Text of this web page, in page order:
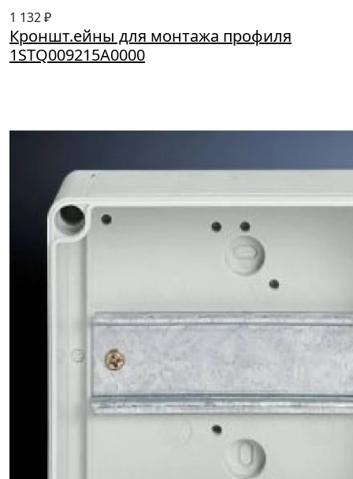
1 132 ₽
Кроншт.ейны для монтажа профиля
1STQ009215A0000